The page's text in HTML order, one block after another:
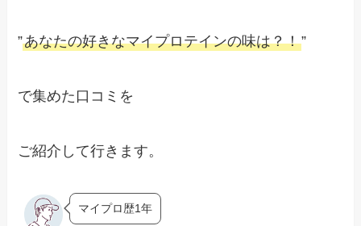
”あなたの好きなマイプロテインの味は？！”
で集めた口コミを
ご紹介して行きます。
マイプロ歴1年